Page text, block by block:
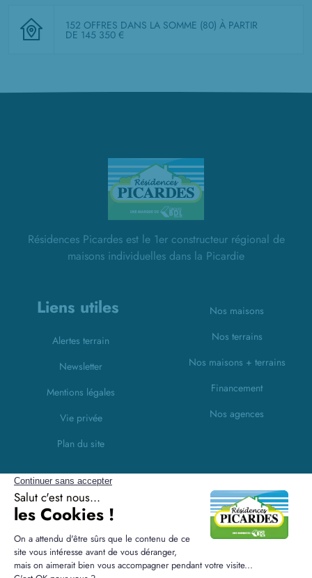
152 OFFRES DANS LA SOMME (80) À PARTIR
DE 145 350 €
Résidences Picardes est le 1er constructeur régional de
maisons individuelles dans la Picardie
Liens utiles
Alertes terrain
Newsletter
Mentions légales
Vie privée
Plan du site
Nos maisons
Nos terrains
Nos maisons + terrains
Financement
Nos agences